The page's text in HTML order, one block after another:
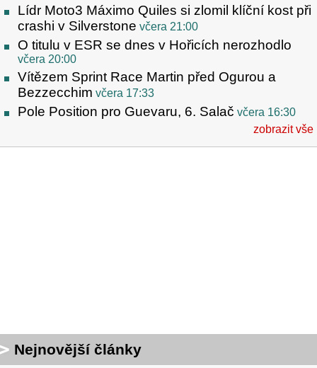
Lídr Moto3 Máximo Quiles si zlomil klíční kost při
crashi v Silverstone včera 21:00
O titulu v ESR se dnes v Hořicích nerozhodlo
včera 20:00
Vítězem Sprint Race Martin před Ogurou a
Bezzecchim včera 17:33
Pole Position pro Guevaru, 6. Salač včera 16:30
zobrazit vše
Nejnovější články